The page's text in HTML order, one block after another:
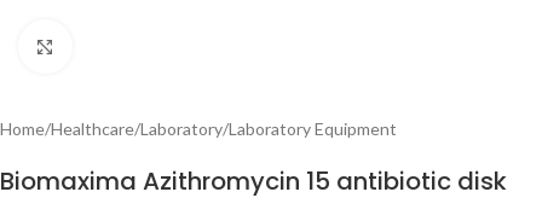
Home/Healthcare/Laboratory/Laboratory Equipment
Biomaxima Azithromycin 15 antibiotic disk